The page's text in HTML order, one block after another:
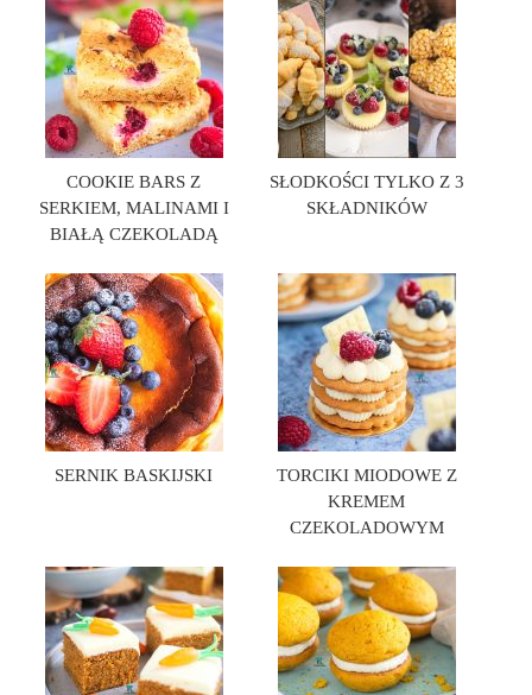
COOKIE BARS Z
SERKIEM, MALINAMI I
BIAŁĄ CZEKOLADĄ
SŁODKOŚCI TYLKO Z 3
SKŁADNIKÓW
SERNIK BASKIJSKI
TORCIKI MIODOWE Z
KREMEM
CZEKOLADOWYM